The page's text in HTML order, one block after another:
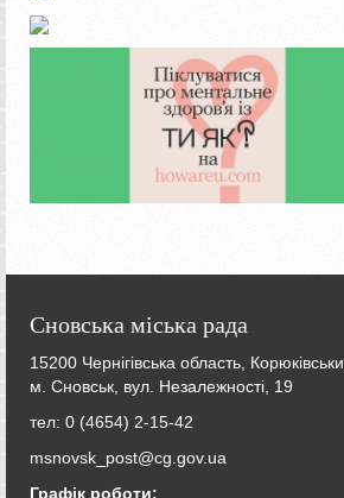
Сновська міська рада
15200 Чернігівська область,
м. Сновськ, вул. Незалежності, 19
тел: 0 (4654) 2-15-42
msnovsk_post@cg.gov.ua
Графік роботи: